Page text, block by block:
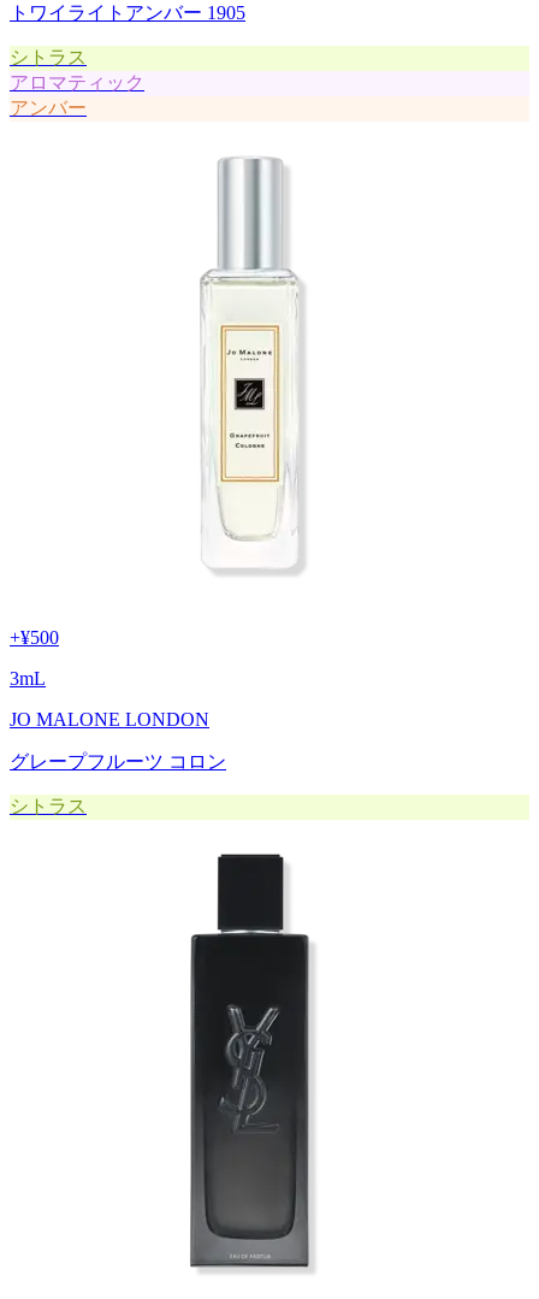
トワイライトアンバー 1905
シトラス
アロマティック
アンバー
+¥500
3mL
JO MALONE LONDON
グレープフルーツ コロン
シトラス